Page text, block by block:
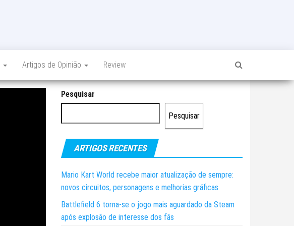
Artigos de Opinião Review
Pesquisar
Pesquisar
ARTIGOS RECENTES
Mario Kart World recebe maior atualização de sempre:
novos circuitos, personagens e melhorias gráficas
Battlefield 6 torna-se o jogo mais aguardado da Steam
após explosão de interesse dos fãs